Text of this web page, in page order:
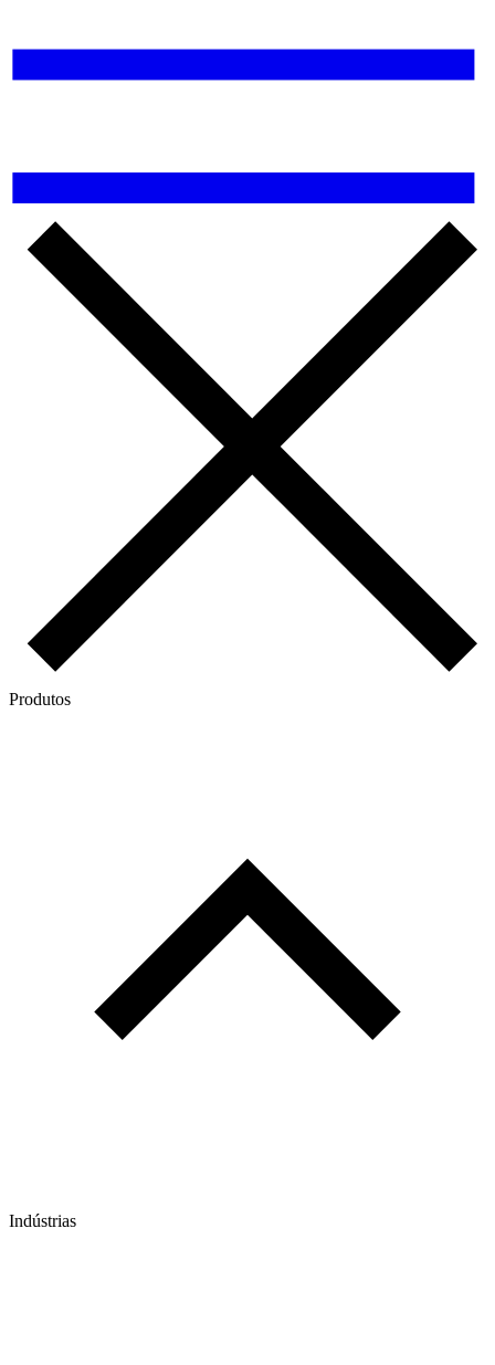
Produtos
Indústrias